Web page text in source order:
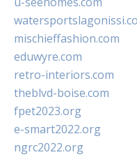
mischieffashion.com
eduwyre.com
retro-interiors.com
theblvd-boise.com
fpet2023.org
e-smart2022.org
ngrc2022.org